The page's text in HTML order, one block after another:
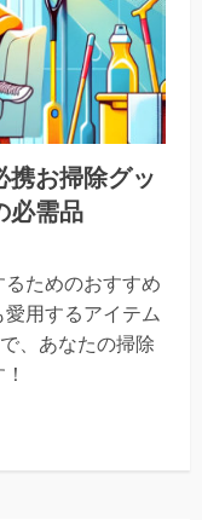
携お掃除グッ
必需品
ためのおすすめ
用するアイテム
、あなたの掃除